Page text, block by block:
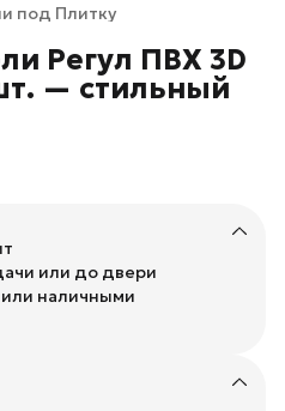
под Плитку
Регул ПВХ 3D
— стильный
или до двери
наличными